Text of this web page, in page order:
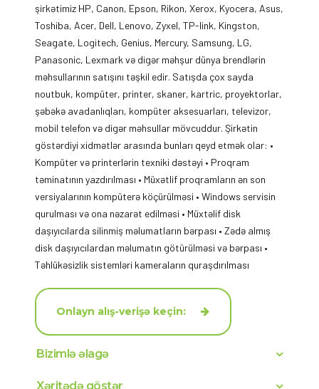
şirkətimiz HP, Canon, Epson, Rikon, Xerox, Kyocera, Asus,
Toshiba, Acer, Dell, Lenovo, Zyxel, TP-link, Kingston,
Seagate, Logitech, Genius, Mercury, Samsung, LG,
Panasonic, Lexmark və digər məhşur dünya brendlərin
məhsullarının satışını təşkil edir. Satışda çox sayda
noutbuk, kompüter, printer, skaner, kartric, proyektorlar,
şəbəkə avadanlıqları, kompüter aksesuarları, televizor,
mobil telefon və digər məhsullar mövcuddur. Şirkətin
göstərdiyi xidmətlər arasında bunları qeyd etmək olar: •
Kompüter və printerlərin texniki dəstəyi • Proqram
təminatının yazdırılması • Müxətlif proqramların ən son
versiyalarının kompüterə köçürülməsi • Windows servisin
qurulması və ona nəzarət edilməsi • Müxtəlif disk
daşıyıcılarda silinmiş məlumatların bərpası • Zədə almış
disk daşıyıcılardan məlumatın götürülməsi və bərpası •
Təhlükəsizlik sistemləri kameraların quraşdırılması
Onlayn alış-verişə keçin:
Bizimlə əlagə
Xəritədə göstər